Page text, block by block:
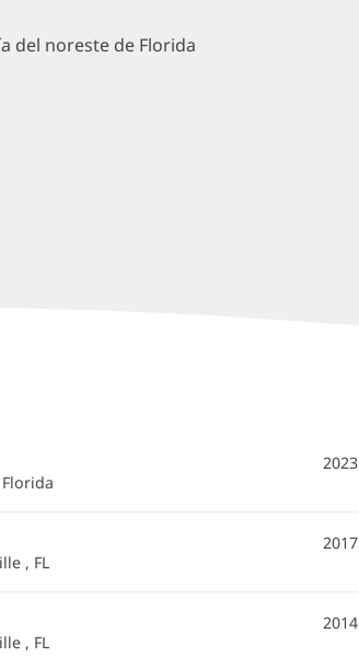
del noreste de Florida
2023
, FL
2017
, FL
2014